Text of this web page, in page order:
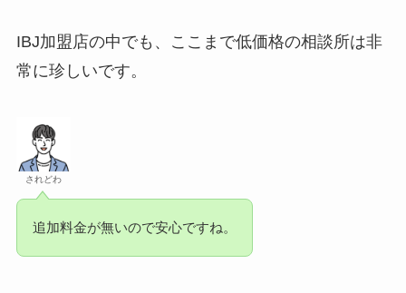
IBJ加盟店の中でも、ここまで低価格の相談所は非
常に珍しいです。
されどわ
追加料金が無いので安心ですね。